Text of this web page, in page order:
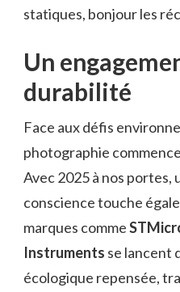
statiques, bonjour les
Un
durabilité
Face aux défis
photographie
Avec 2025 à nos portes,
conscience touche
marques comme
Instruments se lancent
écologique repensée,